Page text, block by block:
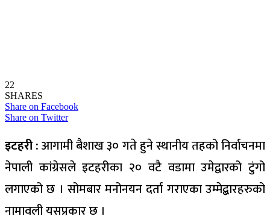
22
SHARES
Share on Facebook
Share on Twitter
इटहरी :आगामी बैशाख ३० गते हुने स्थानीय तहको निर्वाचनमा
नेपाली कांग्रेसले इटहरीका २० वटै वडामा उमेद्वारको टुंगो
लगाएको छ । सोमबार मनोनयन दर्ता गराएका उम्मेद्बारहरुको
नामावली यसप्रकार छ ।